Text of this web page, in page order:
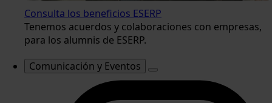
Consulta los beneficios ESERP
Tenemos acuerdos y colaboraciones con empresas,
para los alumnis de ESERP.
Comunicación y Eventos